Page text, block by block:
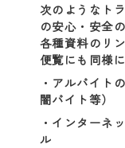
次のようなト
の安心・安全
各種資料のリ
便覧にも同様
・アルバイト
闇バイト等）
・インターネ
ル